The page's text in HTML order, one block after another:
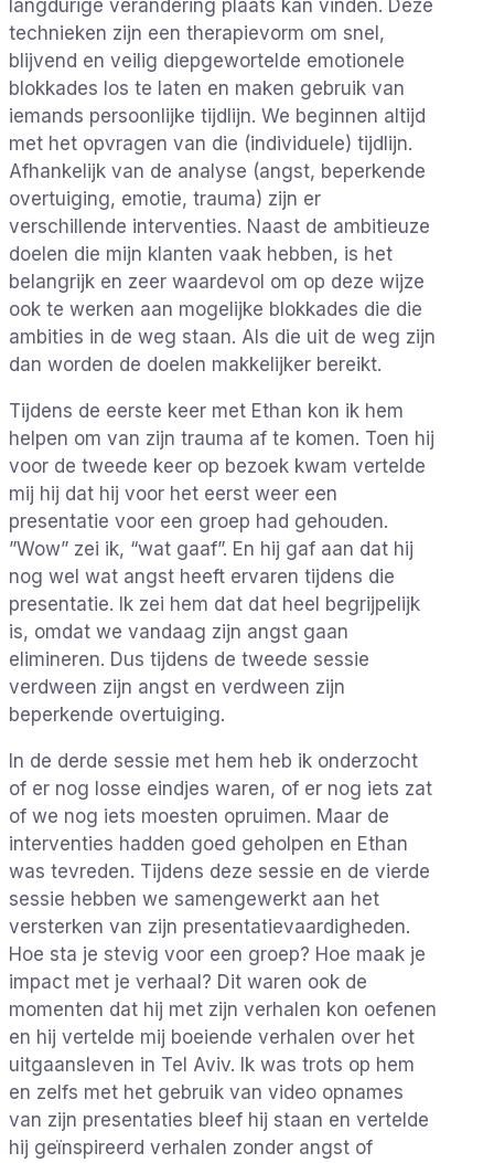
langdurige verandering plaats kan vinden. Deze
technieken zijn een therapievorm om snel,
blijvend en veilig diepgewortelde emotionele
blokkades los te laten en maken gebruik van
iemands persoonlijke tijdlijn. We beginnen altijd
met het opvragen van die (individuele) tijdlijn.
Afhankelijk van de analyse (angst, beperkende
overtuiging, emotie, trauma) zijn er
verschillende interventies. Naast de ambitieuze
doelen die mijn klanten vaak hebben, is het
belangrijk en zeer waardevol om op deze wijze
ook te werken aan mogelijke blokkades die die
ambities in de weg staan. Als die uit de weg zijn
dan worden de doelen makkelijker bereikt.
Tijdens de eerste keer met Ethan kon ik hem
helpen om van zijn trauma af te komen. Toen hij
voor de tweede keer op bezoek kwam vertelde
mij hij dat hij voor het eerst weer een
presentatie voor een groep had gehouden.
”Wow” zei ik, “wat gaaf”. En hij gaf aan dat hij
nog wel wat angst heeft ervaren tijdens die
presentatie. Ik zei hem dat dat heel begrijpelijk
is, omdat we vandaag zijn angst gaan
elimineren. Dus tijdens de tweede sessie
verdween zijn angst en verdween zijn
beperkende overtuiging.
In de derde sessie met hem heb ik onderzocht
of er nog losse eindjes waren, of er nog iets zat
of we nog iets moesten opruimen. Maar de
interventies hadden goed geholpen en Ethan
was tevreden. Tijdens deze sessie en de vierde
sessie hebben we samengewerkt aan het
versterken van zijn presentatievaardigheden.
Hoe sta je stevig voor een groep? Hoe maak je
impact met je verhaal? Dit waren ook de
momenten dat hij met zijn verhalen kon oefenen
en hij vertelde mij boeiende verhalen over het
uitgaansleven in Tel Aviv. Ik was trots op hem
en zelfs met het gebruik van video opnames
van zijn presentaties bleef hij staan en vertelde
hij geïnspireerd verhalen zonder angst of